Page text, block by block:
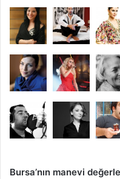
Bursa’nın manevi